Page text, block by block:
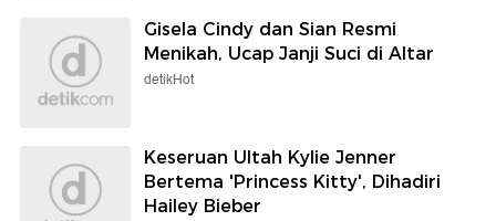
Gisela Cindy dan Sian Resmi
Menikah, Ucap Janji Suci di Altar
detikHot
Keseruan Ultah Kylie Jenner
Bertema 'Princess Kitty', Dihadiri
Hailey Bieber